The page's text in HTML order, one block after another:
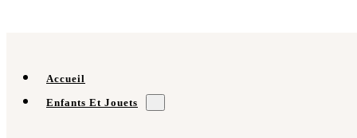
Accueil
Enfants Et Jouets